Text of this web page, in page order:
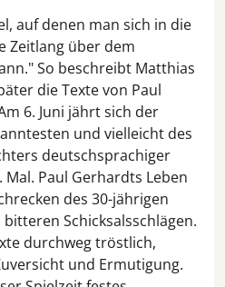
auf denen man sich in die
Zeitlang über dem
So beschreibt Matthias
die Texte von Paul
6. Juni jährt sich der
und vielleicht des
deutschsprachiger
Paul Gerhardts Leben
des 30-jährigen
Schicksalsschlägen.
durchweg tröstlich,
und Ermutigung.